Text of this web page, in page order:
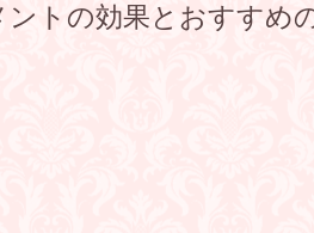
トの効果とおすすめ